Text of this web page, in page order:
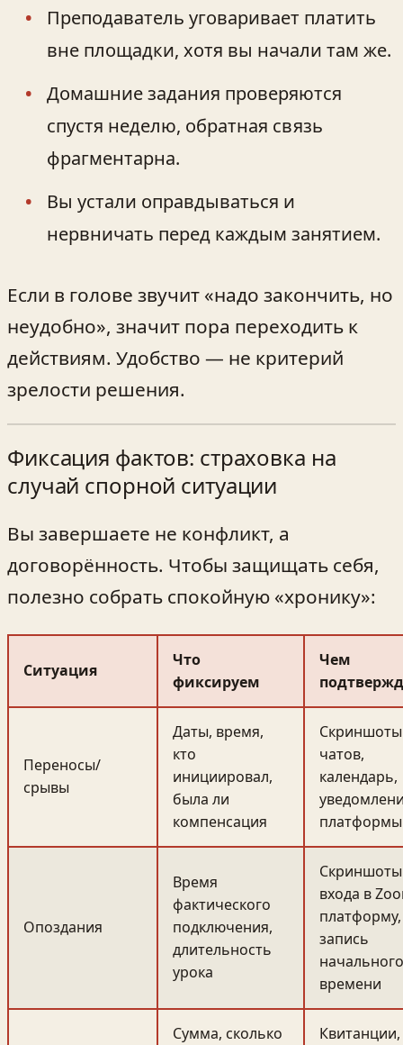
Преподаватель уговаривает платить
вне площадки, хотя вы начали там же.
Домашние задания проверяются
спустя неделю, обратная связь
фрагментарна.
Вы устали оправдываться и
нервничать перед каждым занятием.
Если в голове звучит «надо закончить, но
неудобно», значит пора переходить к
действиям. Удобство — не критерий
зрелости решения.
Фиксация фактов: страховка на
случай спорной ситуации
Вы завершаете не конфликт, а
договорённость. Чтобы защищать себя,
полезно собрать спокойную «хронику»:
Ситуация
Что
фиксируем
Чем
Переносы/
срывы
Даты, время,
кто
инициировал,
была ли
компенсация
Скриншоты
чатов,
календарь,
платформы
Опоздания
Время
фактического
подключения,
длительность
урока
Скриншоты
входа в
платформу,
запись
начального
времени
Сумма, сколько
Квитанции,